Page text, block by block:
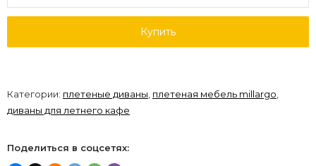
Купить
Категории: плетеные диваны плетеная мебель millargo
диваны для летнего кафе
Поделиться в соцсетях: